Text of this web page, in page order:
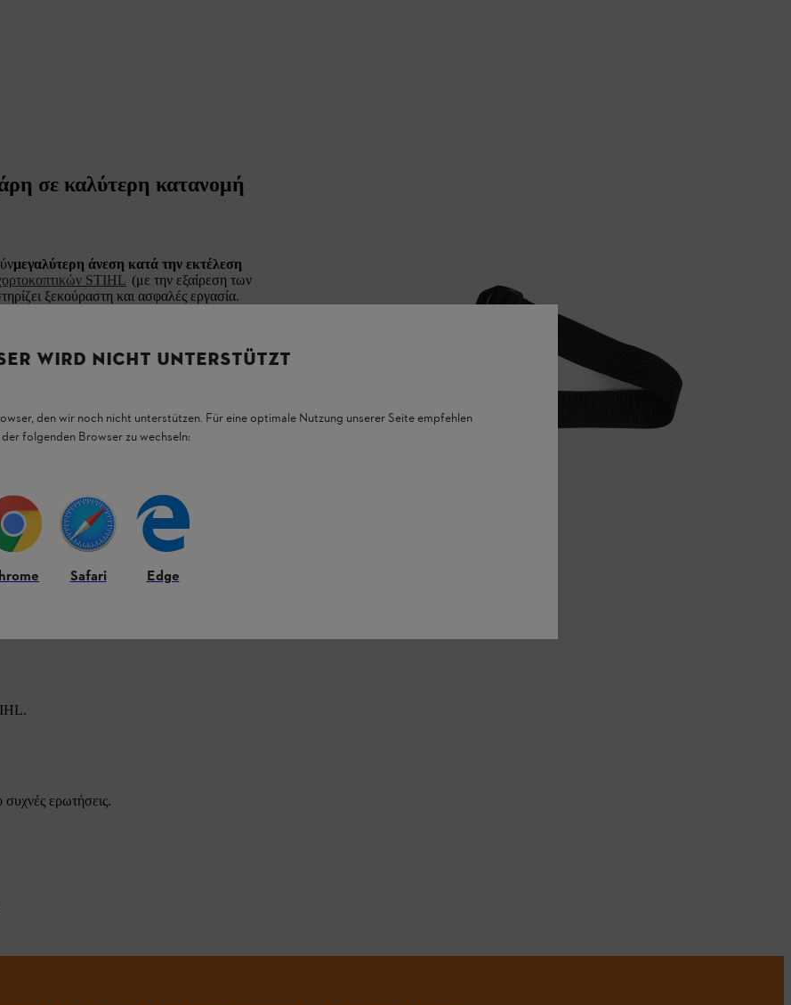
σε καλύτερη κατανομή
μεγαλύτερη άνεση κατά την εκτέλεση
STIHL (με την εξαίρεση των
ξεκούραστη και ασφαλές εργασία.
ενός γάντζου.
συχνές ερωτήσεις.
WIRD NICHT UNTERSTÜTZT
den wir noch nicht unterstützen. Für eine optimale Nutzung unserer Seite empfehlen
folgenden Browser zu wechseln:
Safari Edge